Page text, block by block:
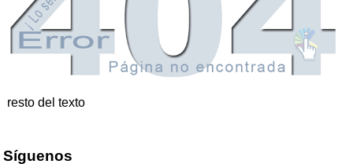
resto del texto
Síguenos